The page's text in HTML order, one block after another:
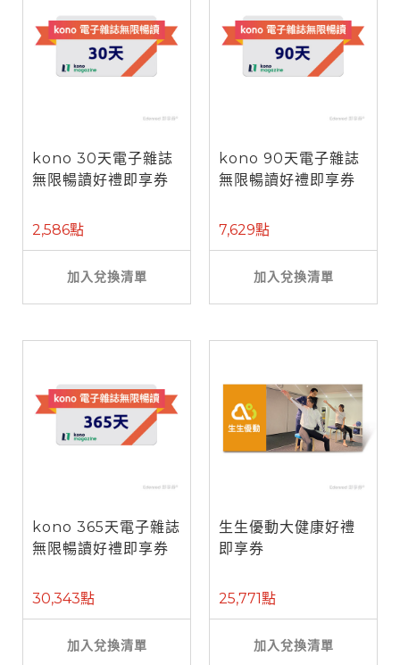
kono 30天電子雜誌
無限暢讀好禮即享券
2,586點
加入兌換清單
kono 90天電子雜誌
無限暢讀好禮即享券
7,629點
加入兌換清單
kono 365天電子雜誌
無限暢讀好禮即享券
30,343點
加入兌換清單
生生優動大健康好禮
即享券
25,771點
加入兌換清單